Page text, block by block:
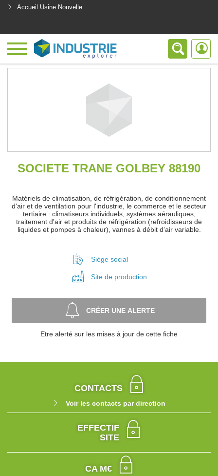
Accueil Usine Nouvelle
SOCIETE TRANE GOLBEY 88190
Matériels de climatisation, de réfrigération, de conditionnement
d'air et de ventilation pour l'industrie, le commerce et le secteur
tertiaire : climatiseurs individuels, systèmes aérauliques,
traitement d'air et produits de réfrigération (refroidisseurs de
liquides et pompes à chaleur), vannes à débit d'air variable.
Siège social
Site de production
CRÉER UNE ALERTE
Etre alerté sur les mises à jour de cette fiche
CONTACTS
Voir les contacts par direction
EFFECTIF
SITE
CA M€